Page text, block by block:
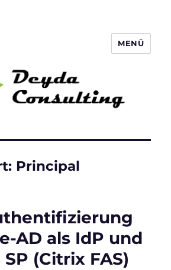
MENÜ
Principal
AD als IdP und
(Citrix FAS)